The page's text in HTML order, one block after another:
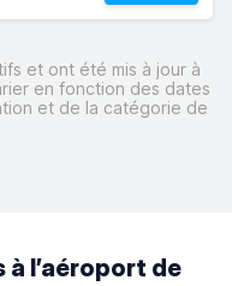
et ont été mis à jour à
en fonction des dates
et de la catégorie de
l’aéroport de